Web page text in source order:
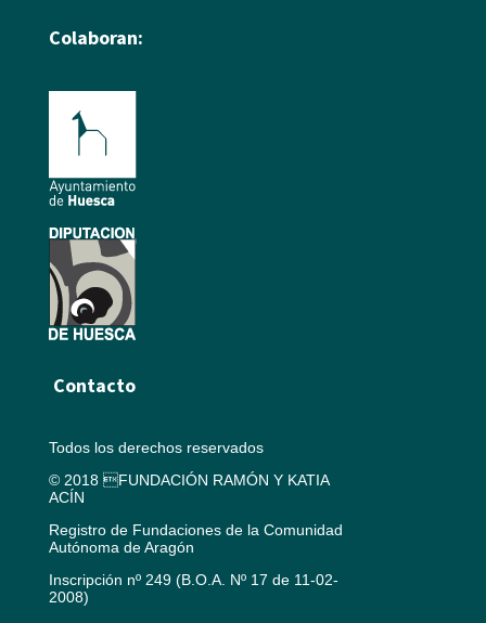
Colaboran:
Contacto
Todos los derechos reservados
© 2018 FUNDACIÓN RAMÓN Y KATIA
ACÍN
Registro de Fundaciones de la Comunidad
Autónoma de Aragón
Inscripción nº 249 (B.O.A. Nº 17 de 11-02-
2008)